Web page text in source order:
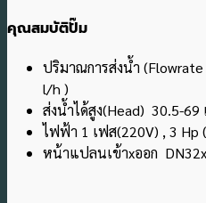
คุณสมบัติปั๊ม
ปริมาณการส่งน้ำ
l/h )
ส่งน้ำได้สูง(Head) 30.5-69
ไฟฟ้า 1 เฟส(220V) , 3 Hp
หน้าแปลนเข้าxออก